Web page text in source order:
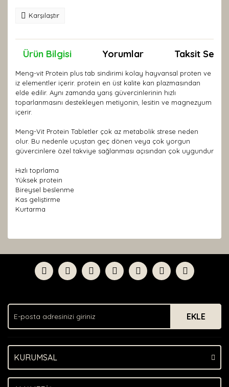
Karşılaştır
Ürün Bilgisi Yorumlar Taksit
Meng-vit Protein plus tab sindirimi kolay hayvansal proten ve
iz elementler içerir. protein en üst kalite kan plazmasından
elde edilir. Aynı zamanda yarış güvercinlerinin hızlı
toparlanmasını destekleyen metiyonin, lesitin ve magnezyum
içerir.
Meng-Vit Protein Tabletler çok az metabolik strese neden
olur. Bu nedenle uçuştan geç dönen veya çok yorgun
güvercinlere özel takviye sağlanması açısından çok uygundur
Hızlı toprlama
Yüksek protein
Bireysel beslenme
Kas geliştirme
Kurtarma
Yorum Yaz
formunu kullanarak tarafımıza iletebilirsiniz.
Görüş ve önerileriniz için teşekkür ederiz.
Ürün açıklamasında eksik bilgiler bulunuyor.
Ürün bilgilerinde hatalar bulunuyor.
Bu ürüne benzer farklı alternatifler olmalı.
EKLE
KURUMSAL